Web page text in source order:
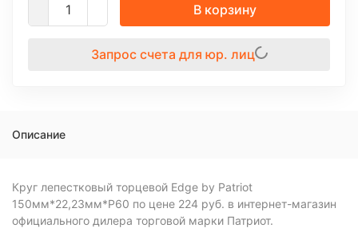
В корзину
Запрос счета для юр. лиц
Описание
Круг лепестковый торцевой Edge by Patriot
150мм*22,23мм*P60 по цене 224 руб. в интернет-магазин
официального дилера торговой марки Патриот.